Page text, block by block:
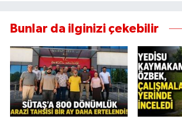
Bunlar da ilginizi çekebilir